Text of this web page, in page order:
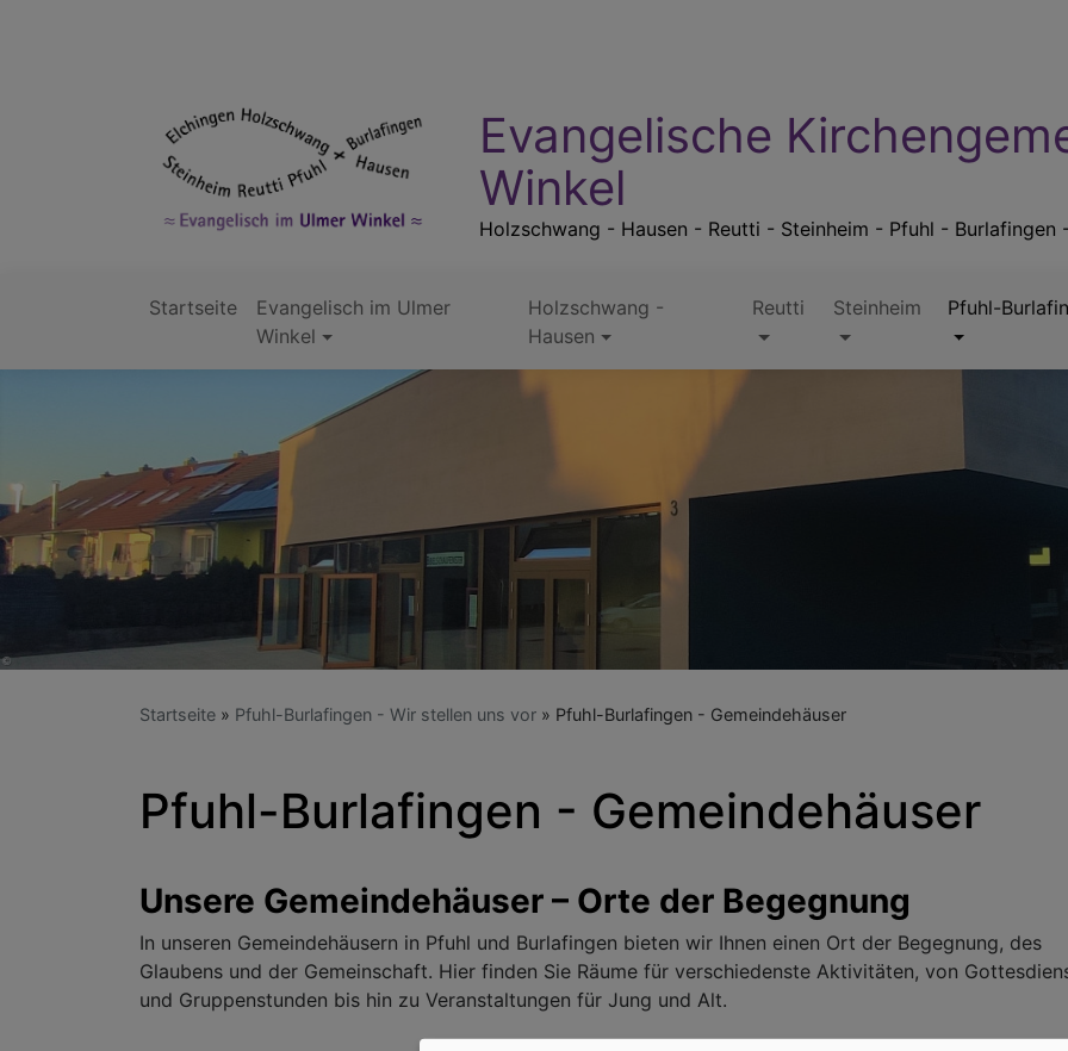
Evangelische
Winkel
Holzschwang - Hausen - Reutti - Steinheim - Pfuhl - Burlafingen
Hauptnavigation
Startseite
Evangelisch im Ulmer
Winkel
Holzschwang -
Hausen
Reutti Steinheim Pfuhl-
Startseite Pfuhl-Burlafingen - Wir stellen uns vor Pfuhl-Burlafingen - Gemeindehäuser
Pfuhl-Burlafingen - Gemeindehäuser
Unsere Gemeindehäuser – Orte der Begegnung
In unseren Gemeindehäusern in Pfuhl und Burlafingen bieten wir Ihnen einen Ort der Begegnung, des
Glaubens und der Gemeinschaft. Hier finden Sie Räume für verschiedenste Aktivitäten, von
und Gruppenstunden bis hin zu Veranstaltungen für Jung und Alt.